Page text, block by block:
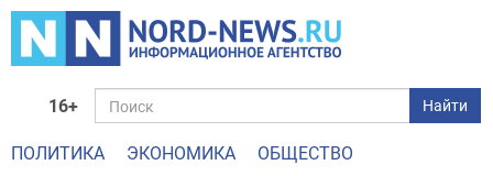
16+ Найти
ПОЛИТИКА ЭКОНОМИКА
ОБЩЕСТВО